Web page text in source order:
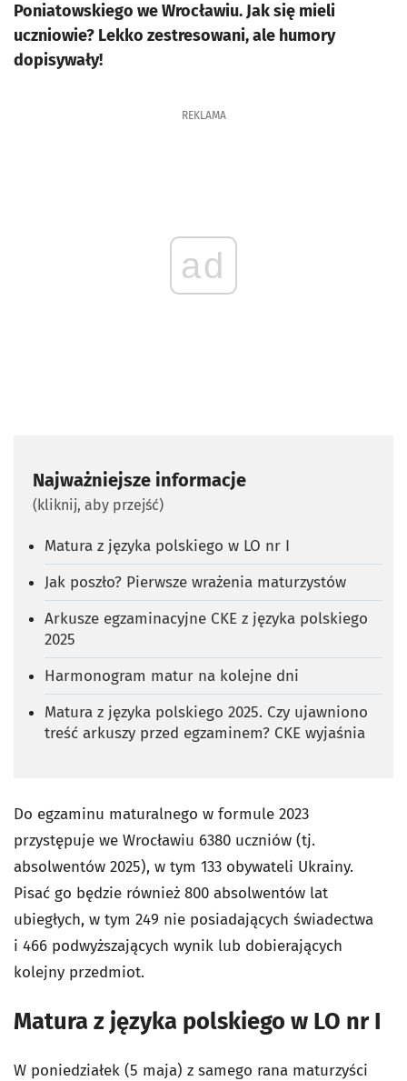
Poniatowskiego we Wrocławiu. Jak się mieli
uczniowie? Lekko zestresowani, ale humory
dopisywały!
REKLAMA
ad
Najważniejsze informacje
(kliknij, aby przejść)
Matura z języka polskiego w LO nr I
Jak poszło? Pierwsze wrażenia maturzystów
Arkusze egzaminacyjne CKE z języka polskiego
2025
Harmonogram matur na kolejne dni
Matura z języka polskiego 2025. Czy ujawniono
treść arkuszy przed egzaminem? CKE wyjaśnia
Do egzaminu maturalnego w formule 2023
przystępuje we Wrocławiu 6380 uczniów (tj.
absolwentów 2025), w tym 133 obywateli Ukrainy.
Pisać go będzie również 800 absolwentów lat
ubiegłych, w tym 249 nie posiadających świadectwa
i 466 podwyższających wynik lub dobierających
kolejny przedmiot.
Matura z języka polskiego w LO nr I
W poniedziałek (5 maja) z samego rana maturzyści